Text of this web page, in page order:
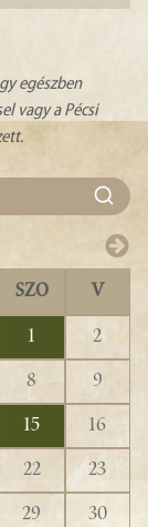
egészben
vagy a Pécsi
SZO V
1
2
8
9
15
16
22
23
29
30